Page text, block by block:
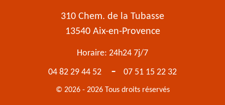
310 Chem. de la Tubasse
13540 Aix-en-Provence
Horaire: 24h24 7j/7
04 82 29 44 52
- 07 51 15 22 32
© 2026 - 2026 Tous droits réservés